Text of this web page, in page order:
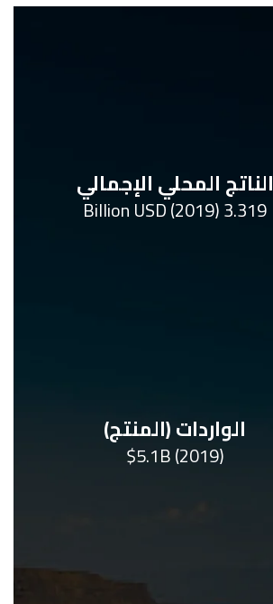
الناتج المحلي الإجمالي
3.319 Billion USD (2019)
الواردات (المنتج)
$5.1B (2019)